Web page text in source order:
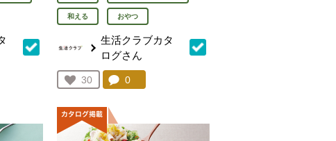
トを見る。
和える おやつ
生活クラブカタ
ログさん
お気に入り登録：
30
人が登録
コメント：
0件。コメントを見る。